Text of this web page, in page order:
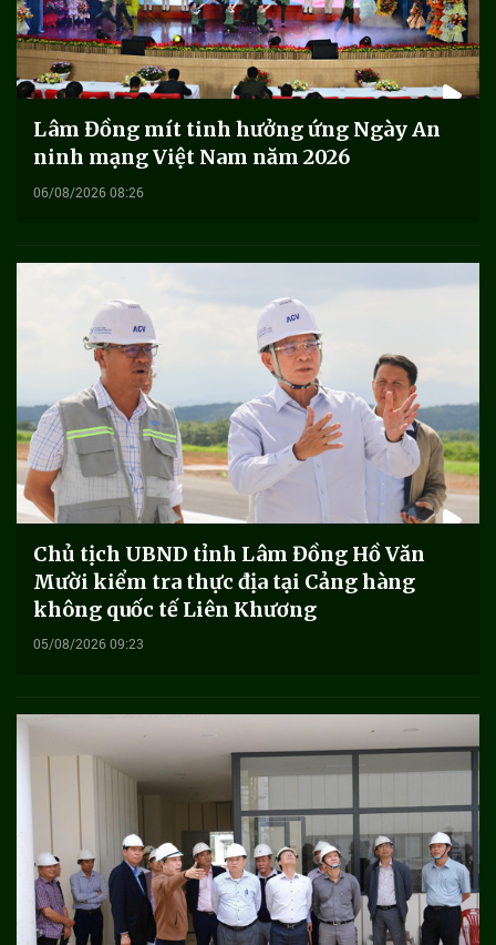
Lâm Đồng mít tinh hưởng ứng Ngày An
ninh mạng Việt Nam năm 2026
06/08/2026 08:26
Chủ tịch UBND tỉnh Lâm Đồng Hồ Văn
Mười kiểm tra thực địa tại Cảng hàng
không quốc tế Liên Khương
05/08/2026 09:23